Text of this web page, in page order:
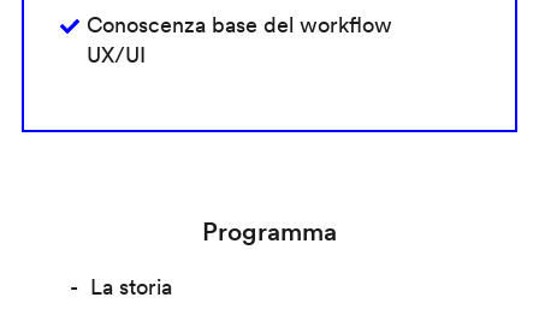
Conoscenza base del workflow
UX/UI
Programma
La storia